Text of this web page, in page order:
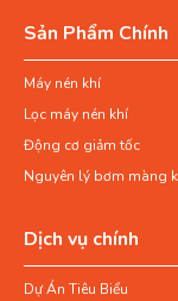
Sản Phẩm Chính
Máy nén khí
Lọc máy nén khí
Động cơ giảm tốc
Nguyên lý bơm màng
Dịch vụ chính
Dự Án Tiêu Biểu